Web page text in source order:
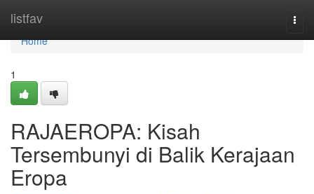
listfav
Home
Home
1
RAJAEROPA: Kisah
Tersembunyi di Balik Kerajaan
Eropa